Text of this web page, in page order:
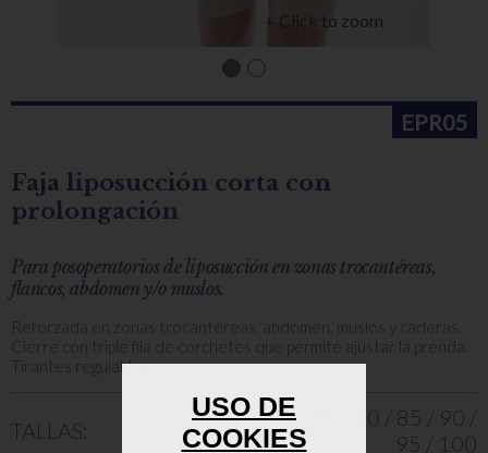
USO DE
COOKIES
+ Click to zoom
EPR05
Faja liposucción corta con
prolongación
Para posoperatorios de liposucción en zonas trocantéreas,
flancos, abdomen y/o muslos.
Reforzada en zonas trocantéreas, abdomen, muslos y caderas.
Cierre con triple fila de corchetes que permite ajustar la prenda.
Tirantes regulables.
TALLAS:
70 / 75 / 80 / 85 / 90 /
95 / 100